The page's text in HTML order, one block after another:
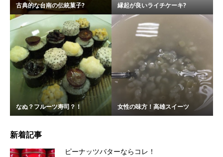
古典的な台南の伝統菓子? 縁起が良いライチケーキ?
なぬ？フルーツ寿司？！ 女性の味方！高雄スイーツ
新着記事
ピーナッツバターならコレ！